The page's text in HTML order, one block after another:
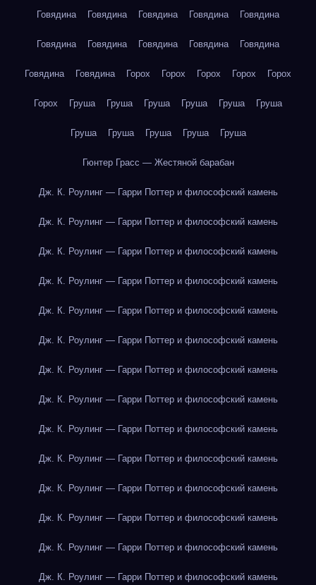
Говядина Говядина Говядина Говядина Говядина
Говядина Говядина Говядина Говядина Говядина
Говядина Говядина Горох Горох Горох Горох Горох
Горох Груша Груша Груша Груша Груша Груша
Груша Груша Груша Груша Груша
Гюнтер Грасс — Жестяной барабан
Дж. К. Роулинг — Гарри Поттер и философский камень
Дж. К. Роулинг — Гарри Поттер и философский камень
Дж. К. Роулинг — Гарри Поттер и философский камень
Дж. К. Роулинг — Гарри Поттер и философский камень
Дж. К. Роулинг — Гарри Поттер и философский камень
Дж. К. Роулинг — Гарри Поттер и философский камень
Дж. К. Роулинг — Гарри Поттер и философский камень
Дж. К. Роулинг — Гарри Поттер и философский камень
Дж. К. Роулинг — Гарри Поттер и философский камень
Дж. К. Роулинг — Гарри Поттер и философский камень
Дж. К. Роулинг — Гарри Поттер и философский камень
Дж. К. Роулинг — Гарри Поттер и философский камень
Дж. К. Роулинг — Гарри Поттер и философский камень
Дж. К. Роулинг — Гарри Поттер и философский камень